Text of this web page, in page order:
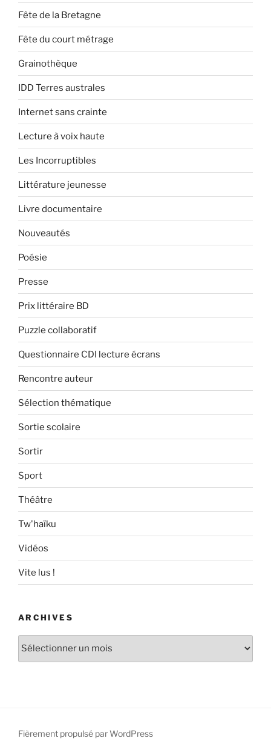
Fête de la Bretagne
Fête du court métrage
Grainothèque
IDD Terres australes
Internet sans crainte
Lecture à voix haute
Les Incorruptibles
Littérature jeunesse
Livre documentaire
Nouveautés
Poésie
Presse
Prix littéraire BD
Puzzle collaboratif
Questionnaire CDI lecture écrans
Rencontre auteur
Sélection thématique
Sortie scolaire
Sortir
Sport
Théâtre
Tw'haïku
Vidéos
Vite lus !
ARCHIVES
Archives
Fièrement propulsé par WordPress